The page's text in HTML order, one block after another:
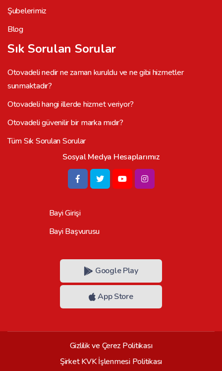
Şubelerimiz
Blog
Sık Sorulan Sorular
Otovadeli nedir ne zaman kuruldu ve ne gibi hizmetler
sunmaktadır?
Otovadeli hangi illerde hizmet veriyor?
Otovadeli güvenilir bir marka mıdır?
Tüm Sık Sorulan Sorular
Sosyal Medya Hesaplarımız
Bayi Girişi
Bayi Başvurusu
Google Play
App Store
Gizlilik ve Çerez Politikası
Şirket KVK İşlenmesi Politikası